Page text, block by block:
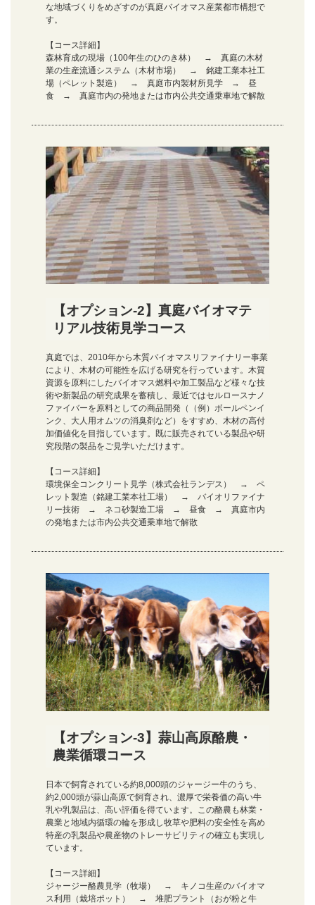
な地域づくりをめざすのが真庭バイオマス産業都市構想で
す。
【コース詳細】
森林育成の現場（100年生のひのき林） → 真庭の木材
業の生産流通システム（木材市場） → 銘建工業本社工
場（ペレット製造） → 真庭市内製材所見学 → 昼
食 → 真庭市内の発地または市内公共交通乗車地で解散
【オプション-2】真庭バイオマテ
リアル技術見学コース
真庭では、2010年から木質バイオマスリファイナリー事業
により、木材の可能性を広げる研究を行っています。木質
資源を原料にしたバイオマス燃料や加工製品など様々な技
術や新製品の研究成果を蓄積し、最近ではセルロースナノ
ファイバーを原料としての商品開発（（例）ボールペンイ
ンク、大人用オムツの消臭剤など）をすすめ、木材の高付
加価値化を目指しています。既に販売されている製品や研
究段階の製品をご見学いただけます。
【コース詳細】
環境保全コンクリート見学（株式会社ランデス） → ペ
レット製造（銘建工業本社工場） → バイオリファイナ
リー技術 → ネコ砂製造工場 → 昼食 → 真庭市内
の発地または市内公共交通乗車地で解散
【オプション-3】蒜山高原酪農・
農業循環コース
日本で飼育されている約8,000頭のジャージー牛のうち、
約2,000頭が蒜山高原で飼育され、濃厚で栄養価の高い牛
乳や乳製品は、高い評価を得ています。この酪農も林業・
農業と地域内循環の輪を形成し牧草や肥料の安全性を高め
特産の乳製品や農産物のトレーサビリティの確立も実現し
ています。
【コース詳細】
ジャージー酪農見学（牧場） → キノコ生産のバイオマ
ス利用（栽培ポット） → 堆肥プラント（おが粉と牛